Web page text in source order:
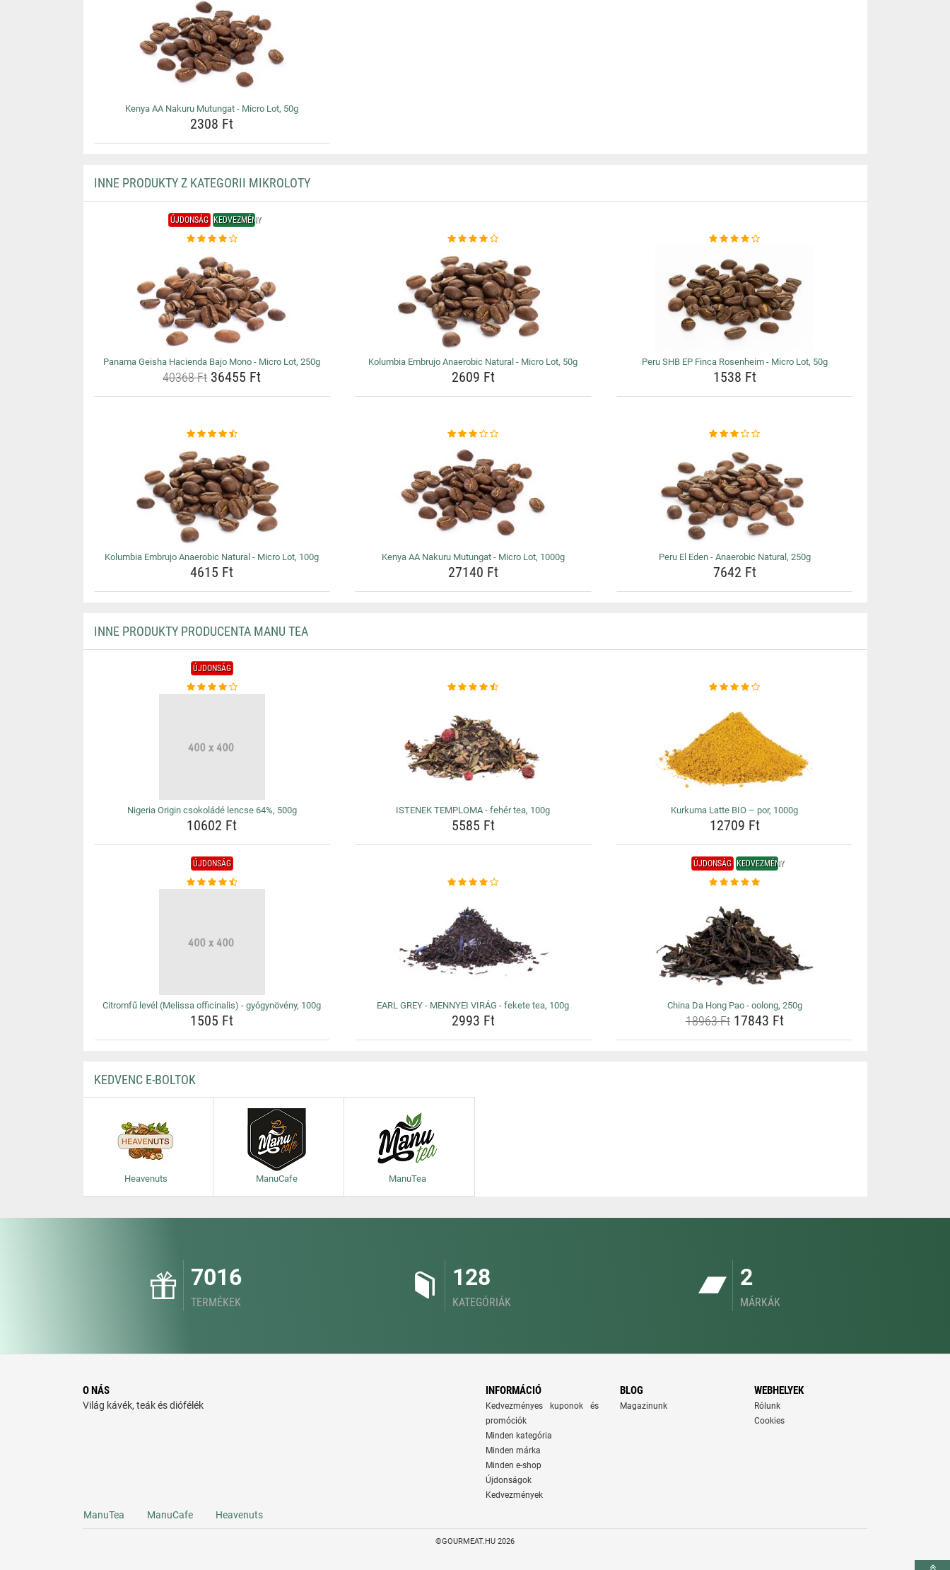
Kenya AA Nakuru Mutungat - Micro Lot, 50g
2308 Ft
INNE PRODUKTY Z KATEGORII MIKROLOTY
ÚJDONSÁG KEDVEZMÉNY
Panama Geisha Hacienda Bajo Mono - Micro Lot, 250g
40368 Ft36455 Ft
Kolumbia Embrujo Anaerobic Natural - Micro Lot, 50g
2609 Ft
Peru SHB EP Finca Rosenheim - Micro Lot, 50g
1538 Ft
Kolumbia Embrujo Anaerobic Natural - Micro Lot, 100g
4615 Ft
Kenya AA Nakuru Mutungat - Micro Lot, 1000g
27140 Ft
Peru El Eden - Anaerobic Natural, 250g
7642 Ft
INNE PRODUKTY PRODUCENTA MANU TEA
ÚJDONSÁG
Nigeria Origin csokoládé lencse 64%, 500g
10602 Ft
ISTENEK TEMPLOMA - fehér tea, 100g
5585 Ft
Kurkuma Latte BIO – por, 1000g
12709 Ft
ÚJDONSÁG
Citromfű levél (Melissa officinalis) - gyógynövény, 100g
1505 Ft
EARL GREY - MENNYEI VIRÁG - fekete tea, 100g
2993 Ft
ÚJDONSÁG KEDVEZMÉNY
China Da Hong Pao - oolong, 250g
18963 Ft17843 Ft
KEDVENC E-BOLTOK
Heavenuts ManuCafe ManuTea
7016
TERMÉKEK
128
KATEGÓRIÁK
2
MÁRKÁK
O NÁS
Világ kávék, teák és diófélék
INFORMÁCIÓ
Kedvezményes kuponok és
promóciók
Minden kategória
Minden márka
Minden e-shop
Újdonságok
Kedvezmények
BLOG
Magazinunk
WEBHELYEK
Rólunk
Cookies
ManuTea ManuCafe Heavenuts
©GOURMEAT.HU 2026